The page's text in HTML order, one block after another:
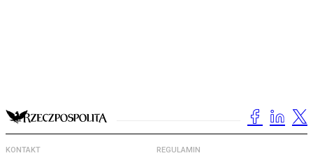
KONTAKT REGULAMIN